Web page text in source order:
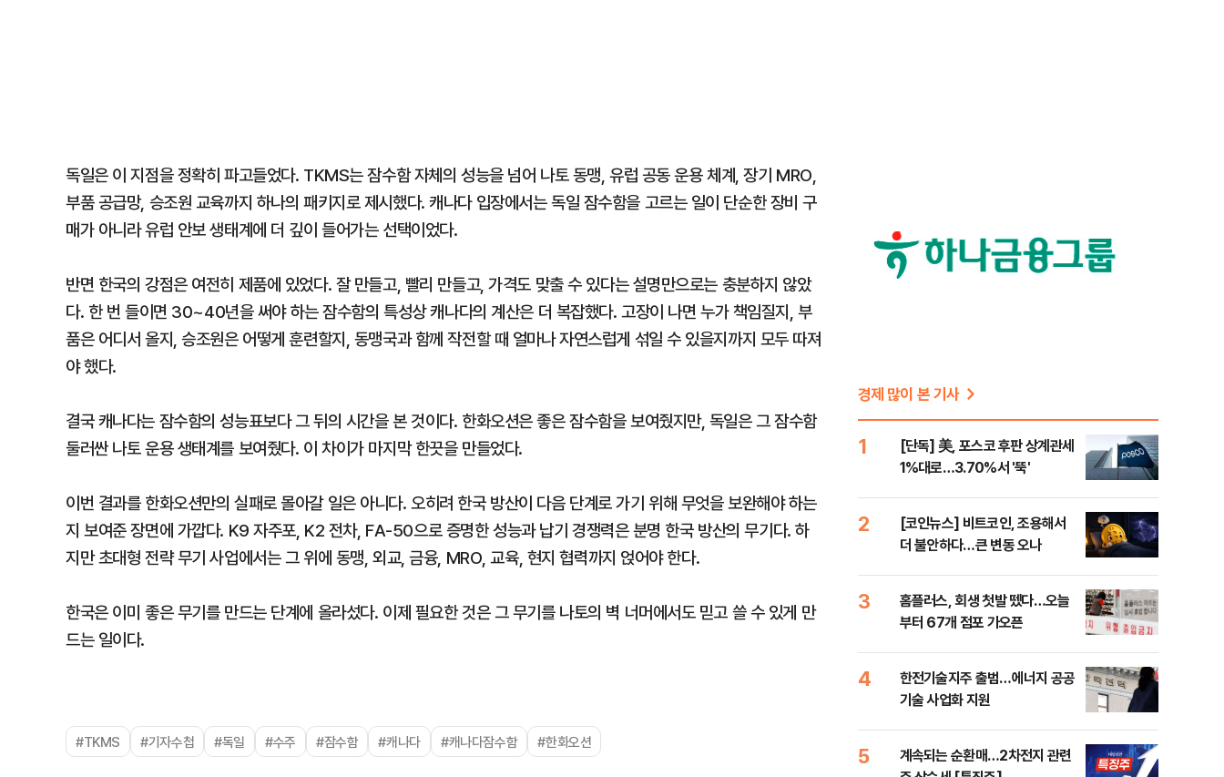
독일은 이 지점을 정확히 파고들었다. TKMS는 잠수함 자체의 성능을 넘어 나토 동맹, 유럽 공동 운용 체계, 장기 MRO,
부품 공급망, 승조원 교육까지 하나의 패키지로 제시했다. 캐나다 입장에서는 독일 잠수함을 고르는 일이 단순한 장비 구
매가 아니라 유럽 안보 생태계에 더 깊이 들어가는 선택이었다.
반면 한국의 강점은 여전히 제품에 있었다. 잘 만들고, 빨리 만들고, 가격도 맞출 수 있다는 설명만으로는 충분하지 않았
다. 한 번 들이면 30~40년을 써야 하는 잠수함의 특성상 캐나다의 계산은 더 복잡했다. 고장이 나면 누가 책임질지, 부
품은 어디서 올지, 승조원은 어떻게 훈련할지, 동맹국과 함께 작전할 때 얼마나 자연스럽게 섞일 수 있을지까지 모두 따져
야 했다.
결국 캐나다는 잠수함의 성능표보다 그 뒤의 시간을 본 것이다. 한화오션은 좋은 잠수함을 보여줬지만, 독일은 그 잠수함
둘러싼 나토 운용 생태계를 보여줬다. 이 차이가 마지막 한끗을 만들었다.
이번 결과를 한화오션만의 실패로 몰아갈 일은 아니다. 오히려 한국 방산이 다음 단계로 가기 위해 무엇을 보완해야 하는
지 보여준 장면에 가깝다. K9 자주포, K2 전차, FA-50으로 증명한 성능과 납기 경쟁력은 분명 한국 방산의 무기다. 하
지만 초대형 전략 무기 사업에서는 그 위에 동맹, 외교, 금융, MRO, 교육, 현지 협력까지 얹어야 한다.
한국은 이미 좋은 무기를 만드는 단계에 올라섰다. 이제 필요한 것은 그 무기를 나토의 벽 너머에서도 믿고 쓸 수 있게 만
드는 일이다.
#TKMS #기자수첩 #독일 #수주 #잠수함 #캐나다 #캐나다잠수함 #한화오션
경제 많이 본 기사
1
[단독] 美, 포스코 후판 상계관세
1%대로…3.70%서 '뚝'
2
[코인뉴스] 비트코인, 조용해서
더 불안하다…큰 변동 오나
3
홈플러스, 회생 첫발 뗐다…오늘
부터 67개 점포 가오픈
4
한전기술지주 출범…에너지 공공
기술 사업화 지원
5
계속되는 순환매…2차전지 관련